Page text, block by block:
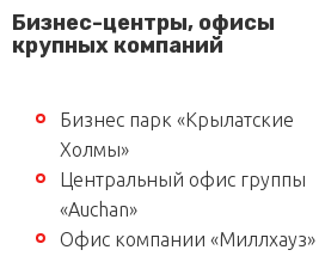
Бизнес-центры, офисы
крупных компаний
Бизнес парк «Крылатские
Холмы»
Центральный офис группы
«Auchan»
Офис компании «Миллхауз»